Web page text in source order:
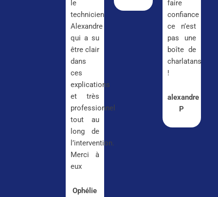
le
technicien
Alexandre
qui a su
être clair
dans
ces
explications
et très
professionnel
tout au
long de
l’intervention.
Merci à
eux
Ophélie
faire
confiance
ce n’est
pas une
boîte de
charlatans
!
alexandre
P